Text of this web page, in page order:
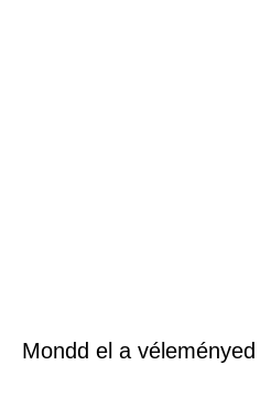
Mondd el a véleményed